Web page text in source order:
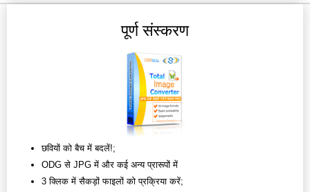
पूर्ण संस्करण
छवियों को बैच में बदलें!;
ODG से JPG में और कई अन्य प्रारूपों में
3 क्लिक में सैकड़ों फाइलों को प्रक्रिया करें;